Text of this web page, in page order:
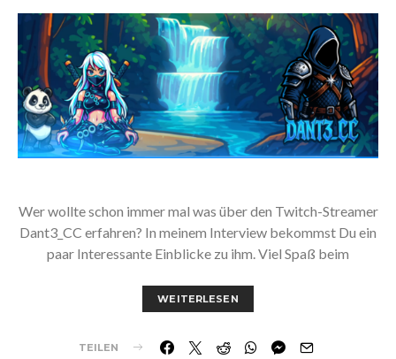
Wer wollte schon immer mal was über den Twitch-Streamer
Dant3_CC erfahren? In meinem Interview bekommst Du ein
paar Interessante Einblicke zu ihm. Viel Spaß beim
WEITERLESEN
TEILEN